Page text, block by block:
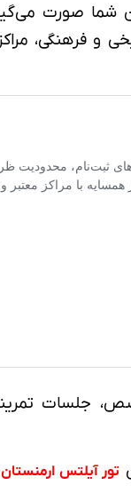
شما صورت
و فرهنگی،
تمرینی
تور آیلتس ارمنستان